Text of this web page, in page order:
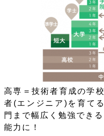
高専＝技術者育成の学
者(エンジニア)を育て
門まで幅広く勉強でき
能力に！